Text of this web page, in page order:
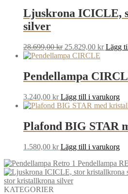
Ljuskrona ICICLE,
silver
28.699,00kr Det
ursprungliga
28.699,00 kr.
25.829,00 krDet
är:
Lägg
Pendellampa
3.240,00 kr Lägg till i varukorg
Plafond BIG STAR
1.580,00 kr Lägg till i varukorg
Pendellampa
stor kristallkrona silver
KATEGORIER